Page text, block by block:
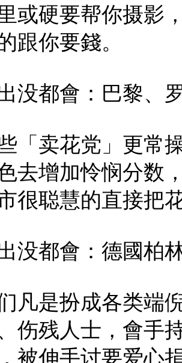
或硬要帮你摄影
跟你要錢。
没都會：巴黎、
「卖花党」更常
去增加怜悯分数
很聪慧的直接把
没都會：德國柏
凡是扮成各类端
伤残人士，會手
被伸手讨要爱心